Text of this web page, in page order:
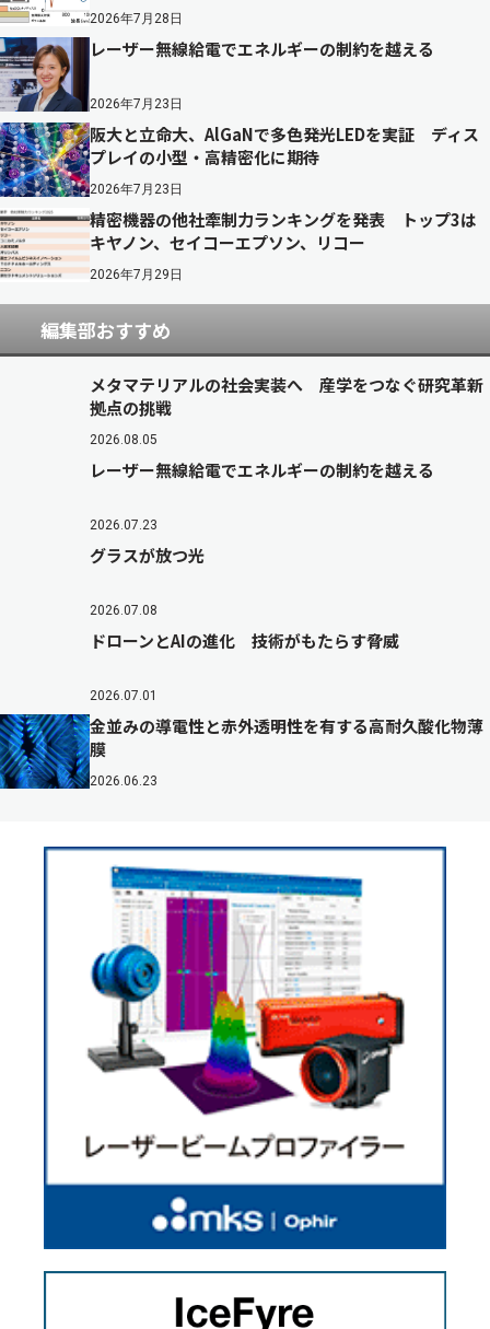
2026年7月28日
レーザー無線給電でエネルギーの制約を越える
2026年7月23日
阪大と立命大、AlGaNで多色発光LEDを実証 ディス
プレイの小型・高精密化に期待
2026年7月23日
精密機器の他社牽制力ランキングを発表 トップ3は
キヤノン、セイコーエプソン、リコー
2026年7月29日
編集部おすすめ
メタマテリアルの社会実装へ 産学をつなぐ研究革新
拠点の挑戦
2026.08.05
レーザー無線給電でエネルギーの制約を越える
2026.07.23
グラスが放つ光
2026.07.08
ドローンとAIの進化 技術がもたらす脅威
2026.07.01
金並みの導電性と赤外透明性を有する高耐久酸化物薄
膜
2026.06.23